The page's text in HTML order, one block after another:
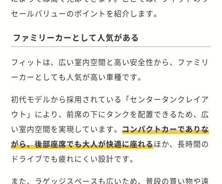
セールバリューのポイントを紹介します。
ファミリーカーとして人気がある
フィットは、広い室内空間と高い安全性から、ファミリ
ーカーとしても人気が高い車種です。
初代モデルから採用されている「センタータンクレイア
ウト」により、前席の下にタンクを配置できるため、広
い室内空間を実現しています。コンパクトカーでありな
がら、後部座席でも大人が快適に座れるほか、長時間の
ドライブでも疲れにくい設計です。
また、ラゲッジスペースも広いため、普段の買い物や遠